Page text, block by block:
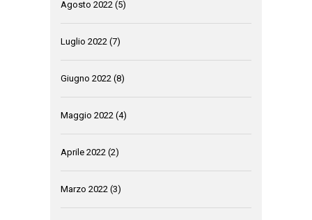
Agosto 2022 (5)
Luglio 2022 (7)
Giugno 2022 (8)
Maggio 2022 (4)
Aprile 2022 (2)
Marzo 2022 (3)